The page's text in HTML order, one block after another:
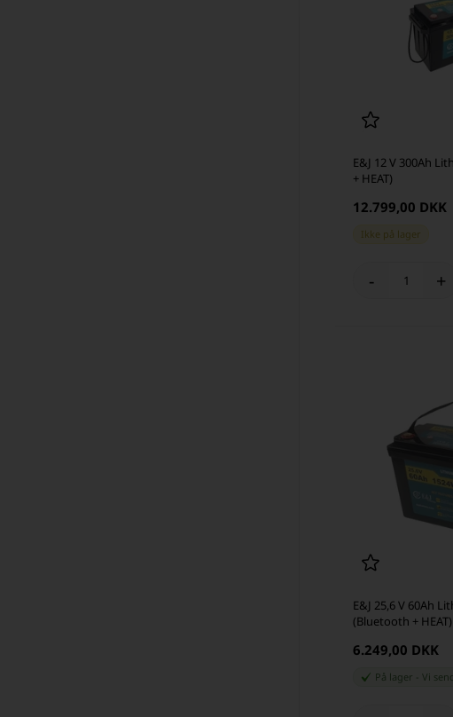
E&J 12 V 300Ah
+ HEAT)
12.799,00 DKK
Ikke på lager
- +
E&J 25,6 V 60Ah
(Bluetooth + HEAT)
6.249,00 DKK
På lager -Vi